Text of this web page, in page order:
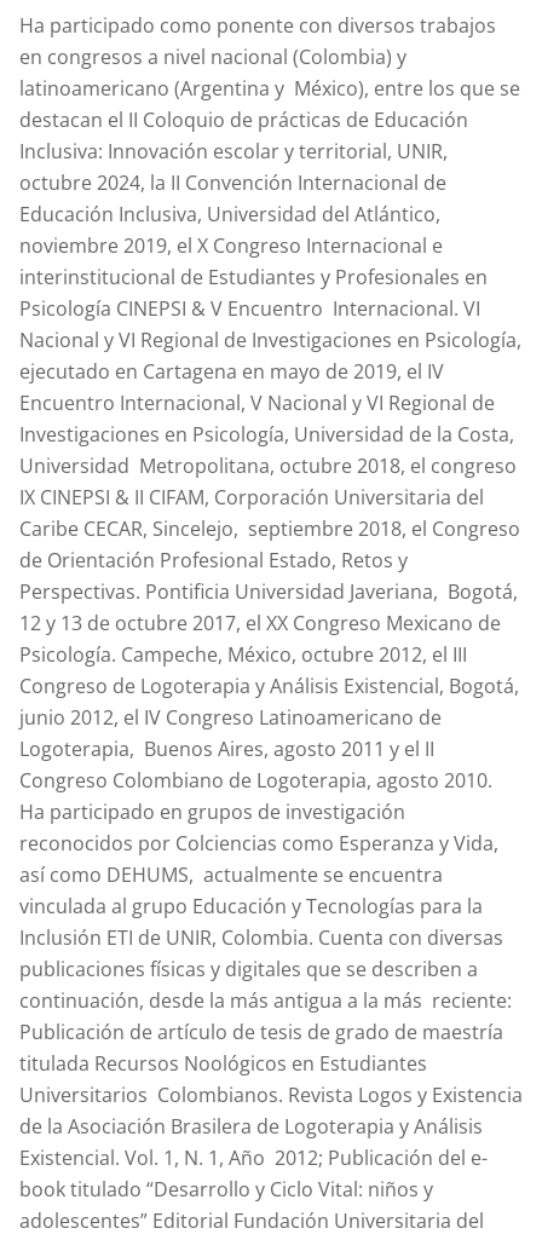
Ha participado como ponente con diversos trabajos
en congresos a nivel nacional (Colombia) y
latinoamericano (Argentina y México), entre los que se
destacan el II Coloquio de prácticas de Educación
Inclusiva: Innovación escolar y territorial, UNIR,
octubre 2024, la II Convención Internacional de
Educación Inclusiva, Universidad del Atlántico,
noviembre 2019, el X Congreso Internacional e
interinstitucional de Estudiantes y Profesionales en
Psicología CINEPSI & V Encuentro Internacional. VI
Nacional y VI Regional de Investigaciones en Psicología,
ejecutado en Cartagena en mayo de 2019, el IV
Encuentro Internacional, V Nacional y VI Regional de
Investigaciones en Psicología, Universidad de la Costa,
Universidad Metropolitana, octubre 2018, el congreso
IX CINEPSI & II CIFAM, Corporación Universitaria del
Caribe CECAR, Sincelejo, septiembre 2018, el Congreso
de Orientación Profesional Estado, Retos y
Perspectivas. Pontificia Universidad Javeriana, Bogotá,
12 y 13 de octubre 2017, el XX Congreso Mexicano de
Psicología. Campeche, México, octubre 2012, el III
Congreso de Logoterapia y Análisis Existencial, Bogotá,
junio 2012, el IV Congreso Latinoamericano de
Logoterapia, Buenos Aires, agosto 2011 y el II
Congreso Colombiano de Logoterapia, agosto 2010.
Ha participado en grupos de investigación
reconocidos por Colciencias como Esperanza y Vida,
así como DEHUMS, actualmente se encuentra
vinculada al grupo Educación y Tecnologías para la
Inclusión ETI de UNIR, Colombia. Cuenta con diversas
publicaciones físicas y digitales que se describen a
continuación, desde la más antigua a la más reciente:
Publicación de artículo de tesis de grado de maestría
titulada Recursos Noológicos en Estudiantes
Universitarios Colombianos. Revista Logos y Existencia
de la Asociación Brasilera de Logoterapia y Análisis
Existencial. Vol. 1, N. 1, Año 2012; Publicación del e-
book titulado “Desarrollo y Ciclo Vital: niños y
adolescentes” Editorial Fundación Universitaria del